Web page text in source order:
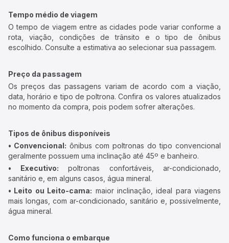
Tempo médio de viagem
O tempo de viagem entre as cidades pode variar conforme a
rota, viação, condições de trânsito e o tipo de ônibus
escolhido. Consulte a estimativa ao selecionar sua passagem.
Preço da passagem
Os preços das passagens variam de acordo com a viação,
data, horário e tipo de poltrona. Confira os valores atualizados
no momento da compra, pois podem sofrer alterações.
Tipos de ônibus disponíveis
• Convencional: ônibus com poltronas do tipo convencional
geralmente possuem uma inclinação até 45º e banheiro.
• Executivo: poltronas confortáveis, ar-condicionado,
sanitário e, em alguns casos, água mineral.
• Leito ou Leito-cama: maior inclinação, ideal para viagens
mais longas, com ar-condicionado, sanitário e, possivelmente,
água mineral.
Como funciona o embarque